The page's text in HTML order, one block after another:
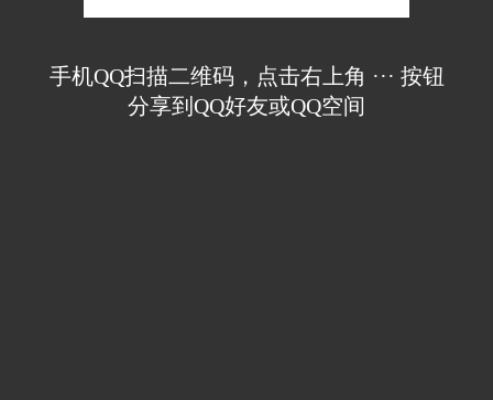
手机QQ扫描二维码，点击右上角 ··· 按钮
分享到QQ好友或QQ空间